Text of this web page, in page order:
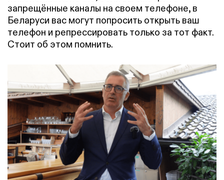
запрещённые каналы на своем телефоне, в
Беларуси вас могут попросить открыть ваш
телефон и репрессировать только за тот факт.
Стоит об этом помнить.